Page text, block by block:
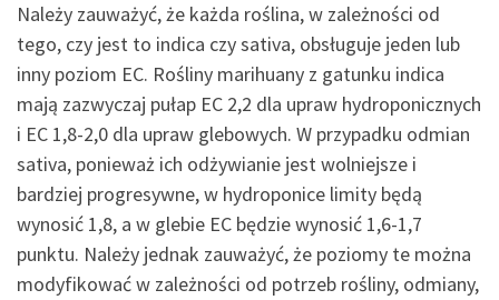
Należy zauważyć, że każda roślina, w zależności od
tego, czy jest to indica czy sativa, obsługuje jeden lub
inny poziom EC. Rośliny marihuany z gatunku indica
mają zazwyczaj pułap EC 2,2 dla upraw hydroponicznych
i EC 1,8-2,0 dla upraw glebowych. W przypadku odmian
sativa, ponieważ ich odżywianie jest wolniejsze i
bardziej progresywne, w hydroponice limity będą
wynosić 1,8, a w glebie EC będzie wynosić 1,6-1,7
punktu. Należy jednak zauważyć, że poziomy te można
modyfikować w zależności od potrzeb rośliny, odmiany,